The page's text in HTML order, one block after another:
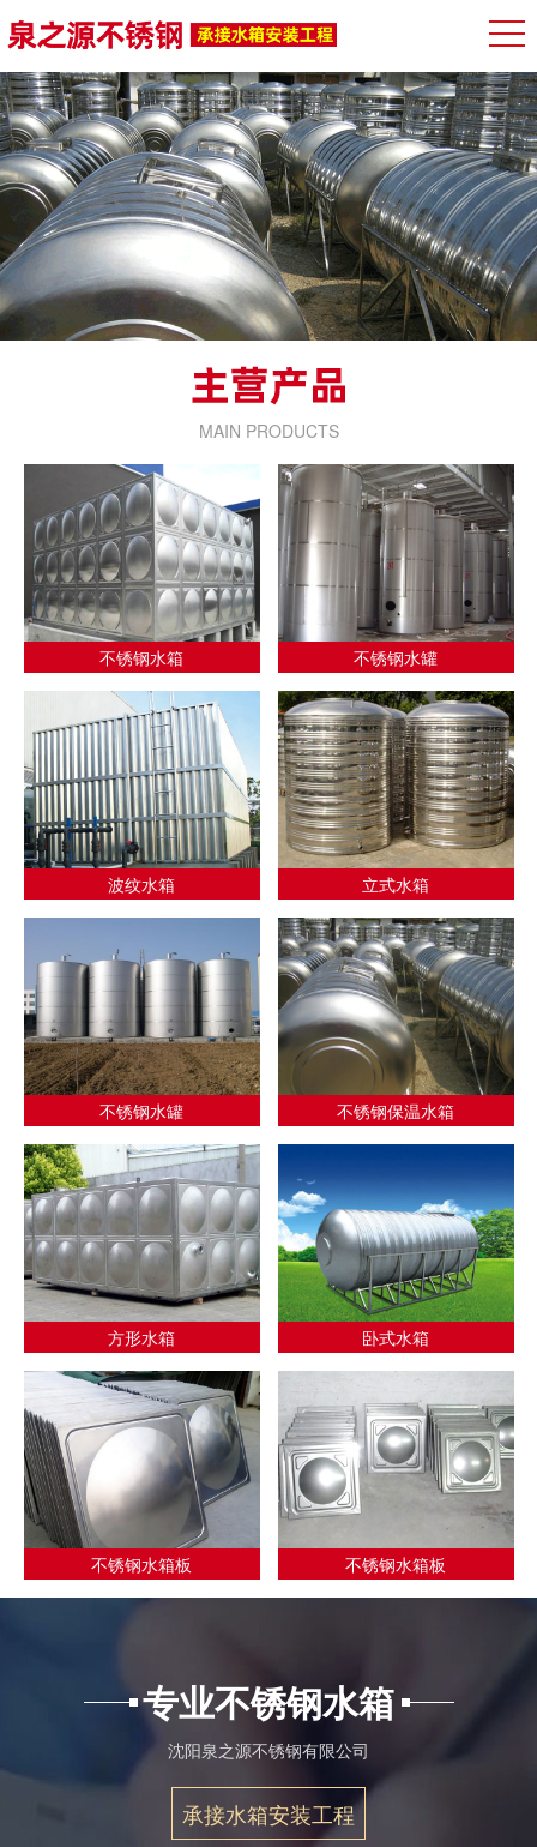
MAIN PRODUCTS
不锈钢水箱 不锈钢水罐
波纹水箱 立式水箱
不锈钢水罐 不锈钢保温水箱
方形水箱 卧式水箱
不锈钢水箱板 不锈钢水箱板
专业不锈钢水箱
沈阳泉之源不锈钢有限公司
承接水箱安装工程